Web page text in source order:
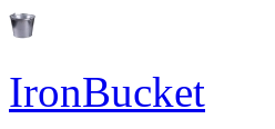
IronBucket